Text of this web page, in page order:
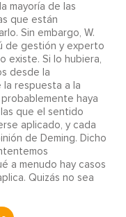
mayoría de las
que están
Sin embargo, W.
de gestión y experto
existe. Si lo hubiera,
desde la
respuesta a la
haya
que el sentido
aplicado, y cada
de Deming. Dicho
a menudo hay casos
Quizás no sea